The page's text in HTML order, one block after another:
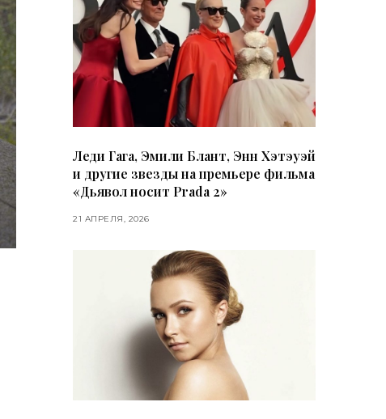
Леди Гага, Эмили Блант, Энн Хэтэуэй
и другие звезды на премьере фильма
«Дьявол носит Prada 2»
21 АПРЕЛЯ, 2026